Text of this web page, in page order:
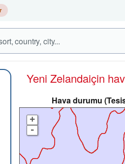
Yeni Zelandaiçin
Hava durumu
+
-